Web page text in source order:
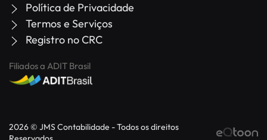
Política de Privacidade
Termos e Serviços
Registro no CRC
Filiados a ADIT Brasil
2026 © JMS Contabilidade - Todos os direitos